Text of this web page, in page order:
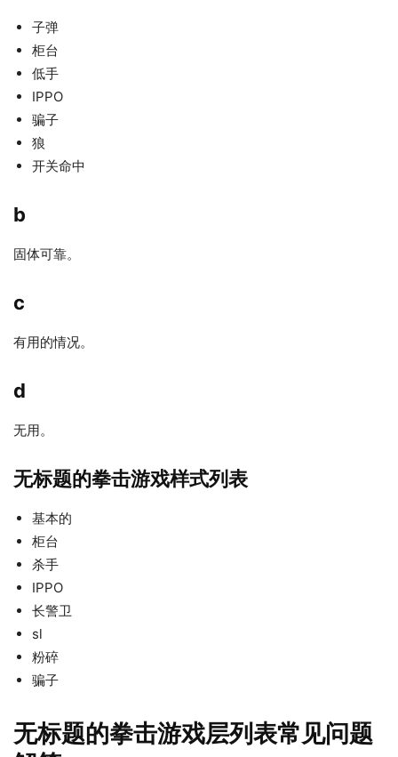
子弹
柜台
低手
IPPO
骗子
狼
开关命中
b
固体可靠。
c
有用的情况。
d
无用。
无标题的拳击游戏样式列表
基本的
柜台
杀手
IPPO
长警卫
sl
粉碎
骗子
无标题的拳击游戏层列表常见问题